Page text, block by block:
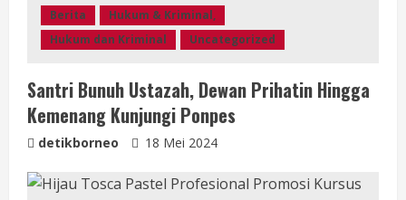
Berita
Hukum & Kriminal,
Hukum dan Kriminal
Uncategorized
Santri Bunuh Ustazah, Dewan Prihatin Hingga
Kemenang Kunjungi Ponpes
detikborneo 18 Mei 2024